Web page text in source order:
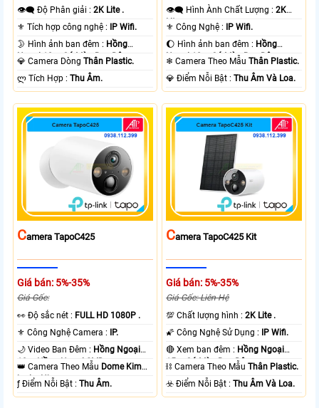
👁️‍🗨 Độ Phân giải :2K Lite .
⚜️ Tích hợp công nghệ :
IP Wifi.
🌛 Hình ảnh ban đêm : Hồng
Ngoại 10m Có Màu Ban Ðêm.
💎 Camera DòngThân Plastic.
️ლ Tích Hợp :Thu Âm.
👁️‍🗨 Hình Ành Chất Lượng :2K
Lite .
⚜️ Công Nghệ :
IP Wifi.
🌔 Hình ảnh ban đêm : Hồng
Ngoại 10m Có Màu Ban Ðêm.
❄ Camera Theo MẫuThân Plastic.
️💎 Điểm Nỗi Bật :Thu Âm Và Loa.
CAmera TapoC425
Giá bán: 5%-35%
Giá Gốc:
️👀 Độ sắc nét : FULL HD 1080P .
⚜️ Công Nghệ Camera :
IP.
🌙 Video Ban Đêm : Hồng Ngoại
10m Hồng Ngoại SMD.
👑 Camera Theo Mẫu Dome Kim
loại + Nhựa.
️ƒ Điểm Nỗi Bật :Thu Âm.
CAmera TapoC425 Kit
Giá bán: 5%-35%
Giá Gốc: Liên Hệ
💯 Chất lượng hình :2K Lite .
🌠 Công Nghệ Sử Dụng :
IP Wifi.
🔴 Xem ban đêm : Hồng Ngoại
15m Có Màu Ban Ðêm.
⛓ Camera Theo MẫuThân Plastic.
️☣️ Điểm Nỗi Bật :Thu Âm Và Loa.